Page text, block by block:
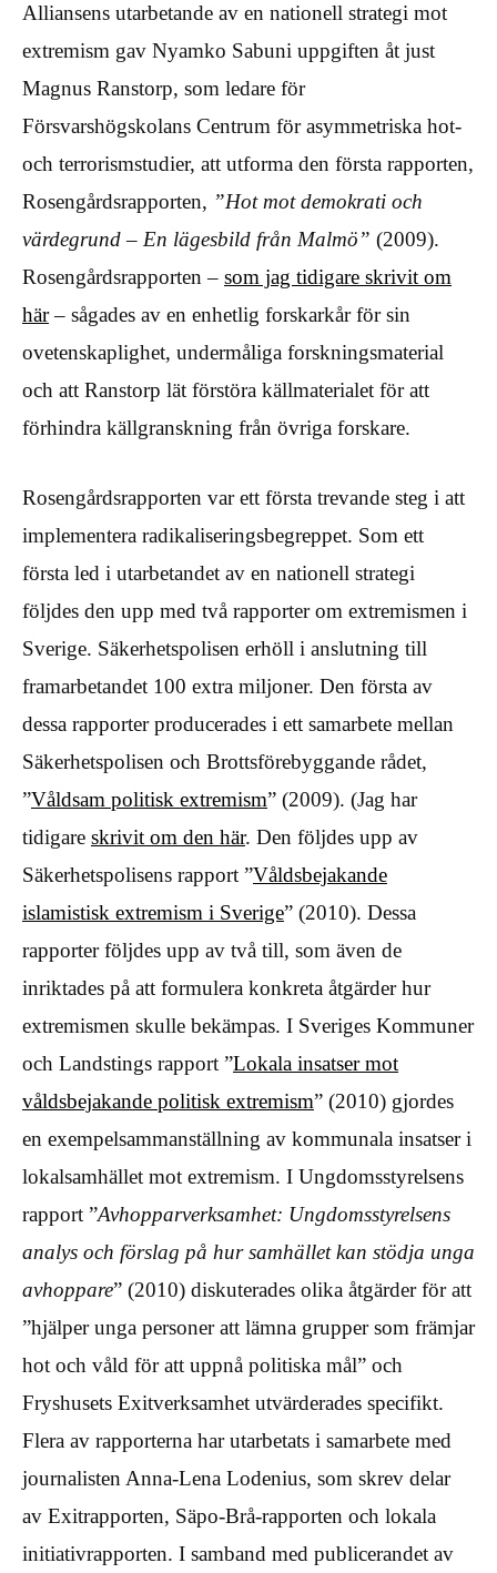
Alliansens utarbetande av en nationell strategi mot
extremism gav Nyamko Sabuni uppgiften åt just
Magnus Ranstorp, som ledare för
Försvarshögskolans Centrum för asymmetriska hot-
och terrorismstudier, att utforma den första rapporten,
Rosengårdsrapporten, ”Hot mot demokrati och
värdegrund – En lägesbild från Malmö” (2009).
Rosengårdsrapporten – som jag tidigare skrivit om
här– sågades av en enhetlig forskarkår för sin
ovetenskaplighet, undermåliga forskningsmaterial
och att Ranstorp lät förstöra källmaterialet för att
förhindra källgranskning från övriga forskare.
Rosengårdsrapporten var ett första trevande steg i att
implementera radikaliseringsbegreppet. Som ett
första led i utarbetandet av en nationell strategi
följdes den upp med två rapporter om extremismen i
Sverige. Säkerhetspolisen erhöll i anslutning till
framarbetandet 100 extra miljoner. Den första av
dessa rapporter producerades i ett samarbete mellan
Säkerhetspolisen och Brottsförebyggande rådet,
”Våldsam politisk extremism” (2009). (Jag har
tidigare skrivit om den här. Den följdes upp av
Säkerhetspolisens rapport ”Våldsbejakande
islamistisk extremism i Sverige” (2010). Dessa
rapporter följdes upp av två till, som även de
inriktades på att formulera konkreta åtgärder hur
extremismen skulle bekämpas. I Sveriges Kommuner
och Landstings rapport ”Lokala insatser mot
våldsbejakande politisk extremism” (2010) gjordes
en exempelsammanställning av kommunala insatser i
lokalsamhället mot extremism. I Ungdomsstyrelsens
rapport ”Avhopparverksamhet: Ungdomsstyrelsens
analys och förslag på hur samhället kan stödja unga
avhoppare” (2010) diskuterades olika åtgärder för att
”hjälper unga personer att lämna grupper som främjar
hot och våld för att uppnå politiska mål” och
Fryshusets Exitverksamhet utvärderades specifikt.
Flera av rapporterna har utarbetats i samarbete med
journalisten Anna-Lena Lodenius, som skrev delar
av Exitrapporten, Säpo-Brå-rapporten och lokala
initiativrapporten. I samband med publicerandet av